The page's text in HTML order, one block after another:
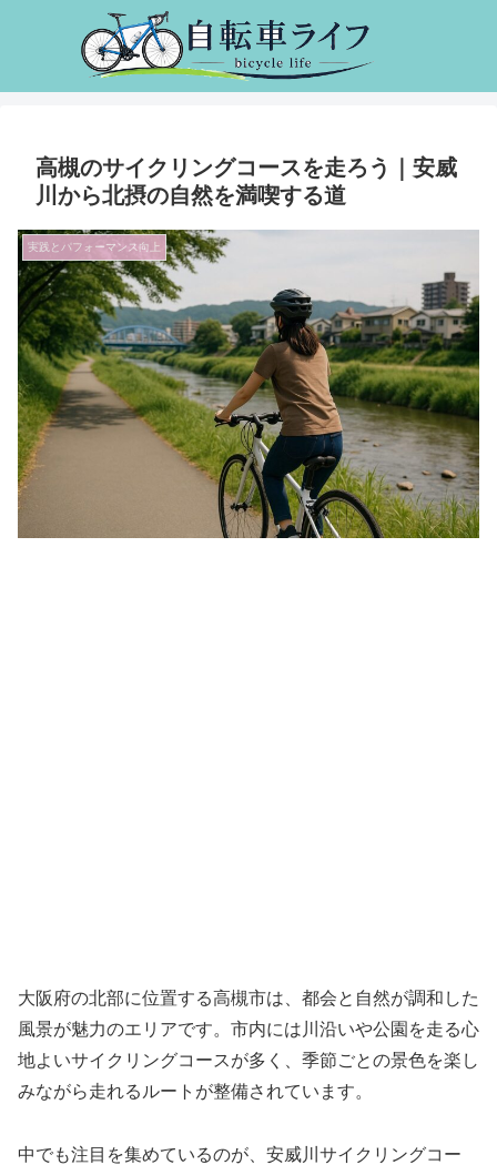
高槻のサイクリングコースを走ろう｜安威
川から北摂の自然を満喫する道
実践とパフォーマンス向上
大阪府の北部に位置する高槻市は、都会と自然が調和した
風景が魅力のエリアです。市内には川沿いや公園を走る心
地よいサイクリングコースが多く、季節ごとの景色を楽し
みながら走れるルートが整備されています。
中でも注目を集めているのが、安威川サイクリングコー